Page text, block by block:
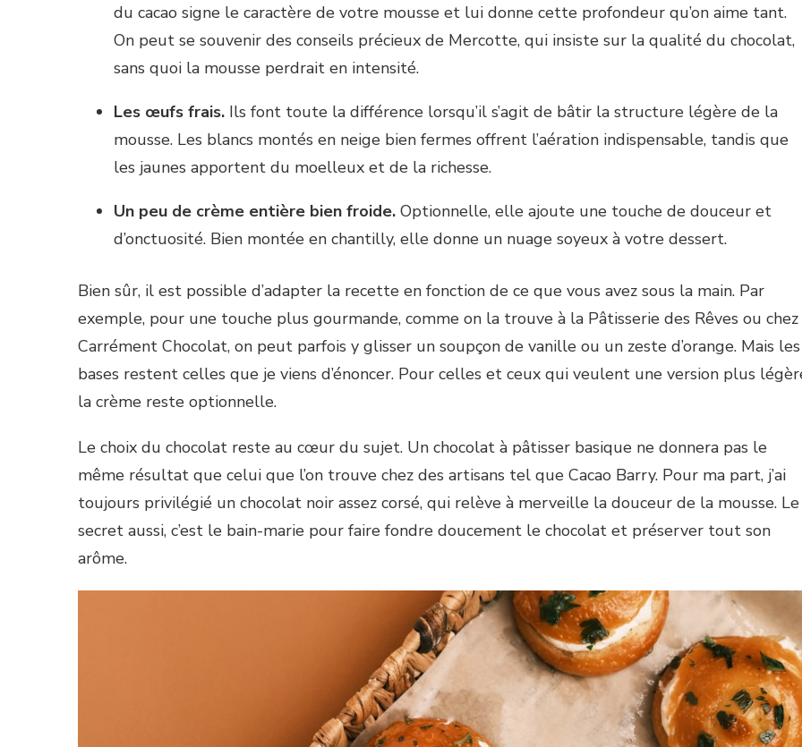
du cacao signe le caractère de votre mousse et lui donne cette profondeur qu’on aime tant.
On peut se souvenir des conseils précieux de Mercotte, qui insiste sur la qualité du chocolat,
sans quoi la mousse perdrait en intensité.
Les œufs frais. Ils font toute la différence lorsqu’il s’agit de bâtir la structure légère de la
mousse. Les blancs montés en neige bien fermes offrent l’aération indispensable, tandis que
les jaunes apportent du moelleux et de la richesse.
Un peu de crème entière bien froide. Optionnelle, elle ajoute une touche de douceur et
d’onctuosité. Bien montée en chantilly, elle donne un nuage soyeux à votre dessert.
Bien sûr, il est possible d’adapter la recette en fonction de ce que vous avez sous la main. Par
exemple, pour une touche plus gourmande, comme on la trouve à la Pâtisserie des Rêves ou chez
Carrément Chocolat, on peut parfois y glisser un soupçon de vanille ou un zeste d’orange. Mais les
bases restent celles que je viens d’énoncer. Pour celles et ceux qui veulent une version plus
la crème reste optionnelle.
Le choix du chocolat reste au cœur du sujet. Un chocolat à pâtisser basique ne donnera pas le
même résultat que celui que l’on trouve chez des artisans tel que Cacao Barry. Pour ma part, j’ai
toujours privilégié un chocolat noir assez corsé, qui relève à merveille la douceur de la mousse. Le
secret aussi, c’est le bain-marie pour faire fondre doucement le chocolat et préserver tout son
arôme.